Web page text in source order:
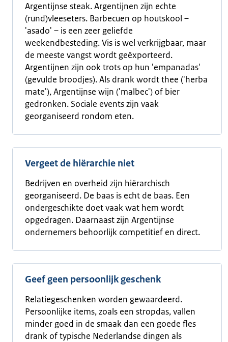
Argentijnse steak. Argentijnen zijn echte
(rund)vleeseters. Barbecuen op houtskool –
'asado' – is een zeer geliefde
weekendbesteding. Vis is wel verkrijgbaar, maar
de meeste vangst wordt geëxporteerd.
Argentijnen zijn ook trots op hun 'empanadas'
(gevulde broodjes). Als drank wordt thee ('herba
mate'), Argentijnse wijn ('malbec') of bier
gedronken. Sociale events zijn vaak
georganiseerd rondom eten.
Vergeet de hiërarchie niet
Bedrijven en overheid zijn hiërarchisch
georganiseerd. De baas is echt de baas. Een
ondergeschikte doet vaak wat hem wordt
opgedragen. Daarnaast zijn Argentijnse
ondernemers behoorlijk competitief en direct.
Geef geen persoonlijk geschenk
Relatiegeschenken worden gewaardeerd.
Persoonlijke items, zoals een stropdas, vallen
minder goed in de smaak dan een goede fles
drank of typische Nederlandse dingen als